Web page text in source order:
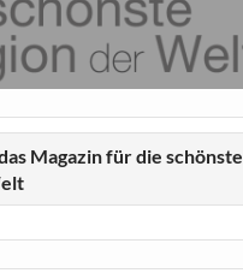
Magazin für die schönste